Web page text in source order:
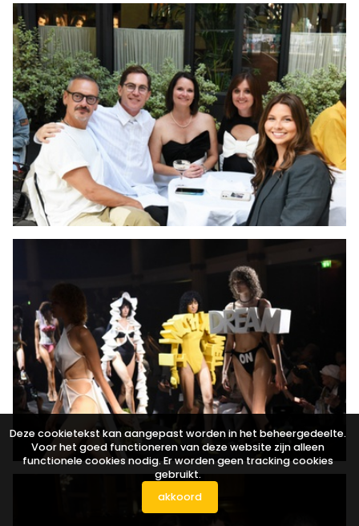
Deze cookietekst kan aangepast worden in het beheergedeelte.
Voor het goed functioneren van deze website zijn alleen
functionele cookies nodig. Er worden geen tracking cookies
gebruikt.
akkoord